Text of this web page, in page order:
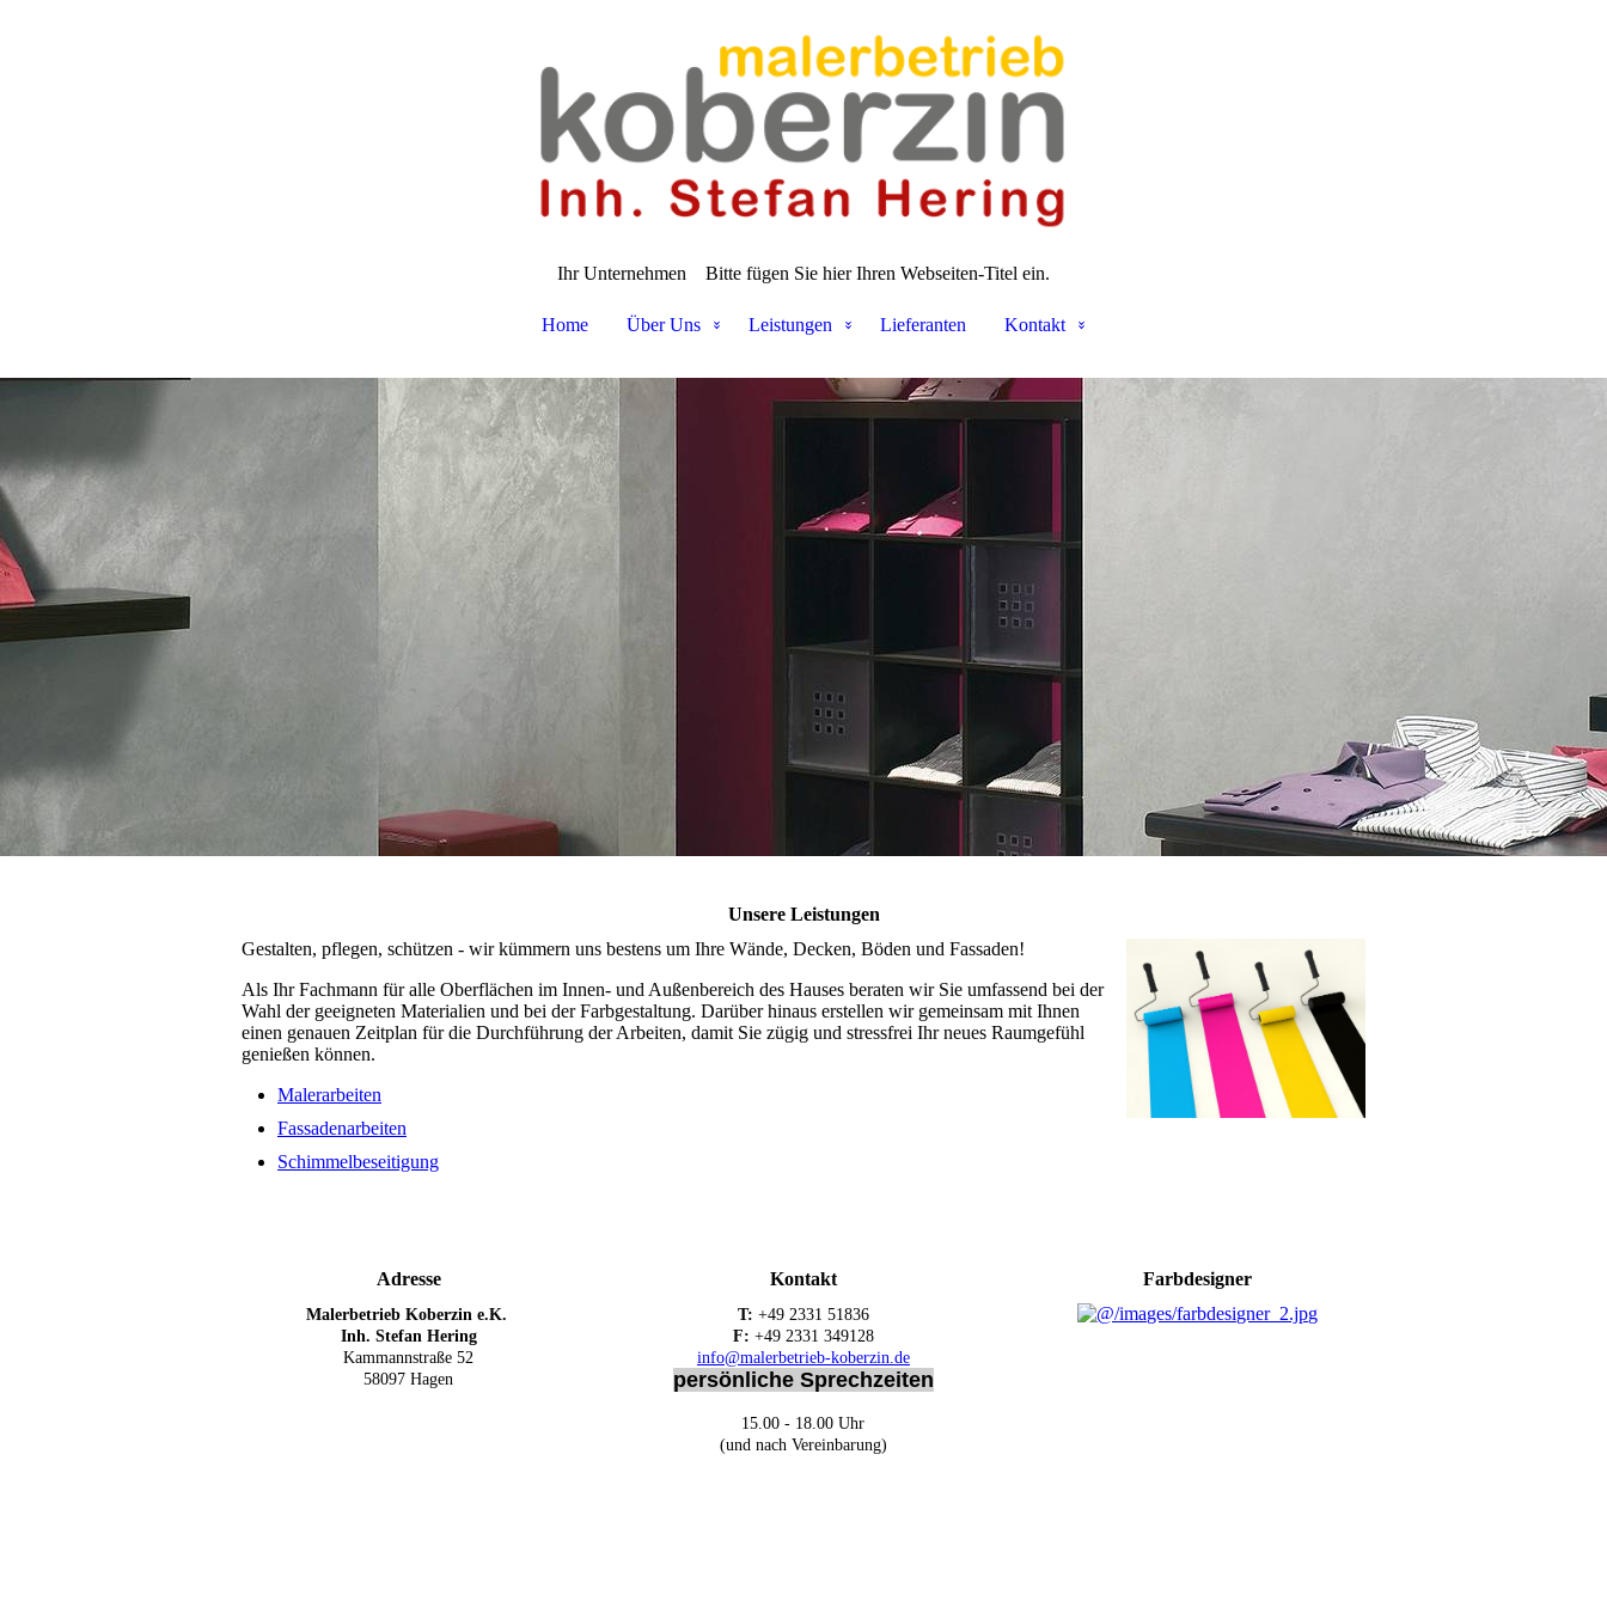
Ihr Unternehmen Bitte fügen Sie hier Ihren Webseiten-Titel ein.
Home Über Uns Leistungen Lieferanten Kontakt
Unsere Leistungen
Gestalten, pflegen, schützen - wir kümmern uns bestens um Ihre Wände, Decken, Böden und Fassaden!
Als Ihr Fachmann für alle Oberflächen im Innen- und Außenbereich des Hauses beraten wir Sie umfassend bei der
Wahl der geeigneten Materialien und bei der Farbgestaltung. Darüber hinaus erstellen wir gemeinsam mit Ihnen
einen genauen Zeitplan für die Durchführung der Arbeiten, damit Sie zügig und stressfrei Ihr neues Raumgefühl
genießen können.
Malerarbeiten
Fassadenarbeiten
Schimmelbeseitigung
Adresse
Malerbetrieb Koberzin e.K.
Inh. Stefan Hering
Kammannstraße 52
58097 Hagen
Kontakt
T: +49 2331 51836
F: +49 2331 349128
info@malerbetrieb-koberzin.de
persönliche Sprechzeiten
15.00 - 18.00 Uhr
(und nach Vereinbarung)
Farbdesigner